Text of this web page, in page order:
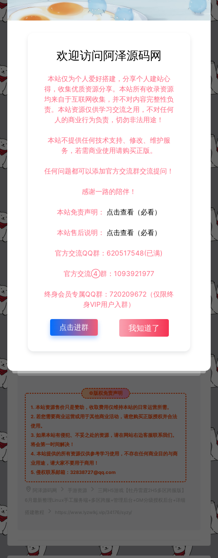
©版权免责声明
1. 本站资源售价只是赞助，收取费用仅维持本站的日常运营所需。
2. 若您需要商业运营或用于其他商业活动，请您购买正版授权并合法
使用。
3. 如果本站有侵犯、不妥之处的资源，请在网站右边客服联系我们。
将会第一时间解决！
4. 本站提供的所有资源仅供参考学习使用，不存在任何商业目的与商
业用途，请大家不要用于商用！
5. 侵权联系邮箱：32838727@qq.com
阿泽源码网 手游资源
三网H5游戏【牡丹雷霆2H5多区跨服版】
6月最新整理Linux手工服务端+多区跨服+管理后台+GM分级授权后台+详细
搭建教程 https://www.lyzwlkj.vip/34176/syzy/
欢迎访问阿泽源码网
本站仅为个人爱好搭建，分享个人建站心
得，收集优质资源分享。本站所有收录资源
均来自于互联网收集，并不对内容完整性负
责。本站资源仅供学习交流之用，不对任何
人的商业行为负责，切勿非法用途！
本站不提供任何技术支持、修改、维护服
务，若需商业使用请购买正版。
任何问题都可以添加官方交流群交流提问！
感谢一路的陪伴！
本站免责声明： 点击查看（必看）
本站售后说明： 点击查看（必看）
官方交流QQ群：620517548(已满)
官方交流④群：1093921977
终身会员专属QQ群：720209672（仅限终
身VIP用户入群）
点击进群 我知道了